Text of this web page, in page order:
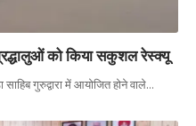
को किया सकुशल रेस्क्यू
गुरुद्वारा में आयोजित होने वाले…